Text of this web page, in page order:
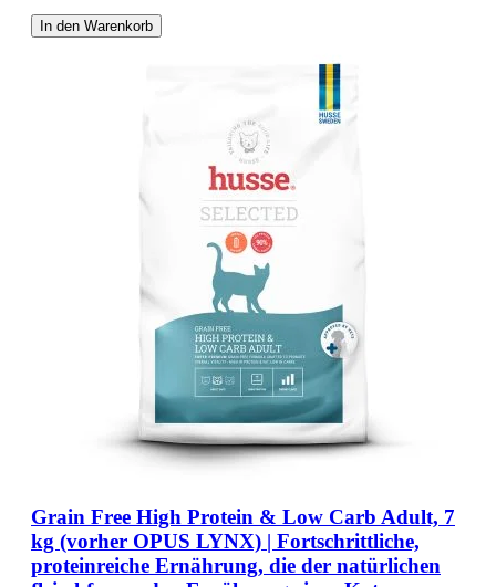
In den Warenkorb
Grain Free High Protein & Low Carb Adult, 7
kg (vorher OPUS LYNX) | Fortschrittliche,
proteinreiche Ernährung, die der natürlichen